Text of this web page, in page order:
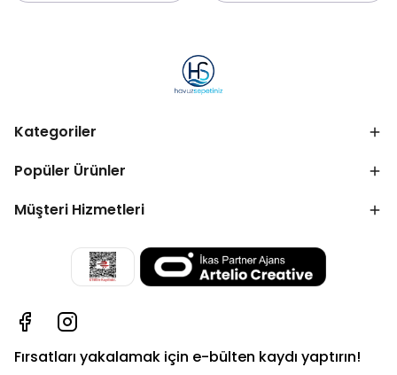
Kategoriler
Popüler Ürünler
Müşteri Hizmetleri
Fırsatları yakalamak için e-bülten kaydı yaptırın!